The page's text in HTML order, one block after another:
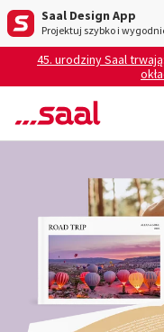
Saal Design App
Projektuj szybko i
45. urodziny Saal